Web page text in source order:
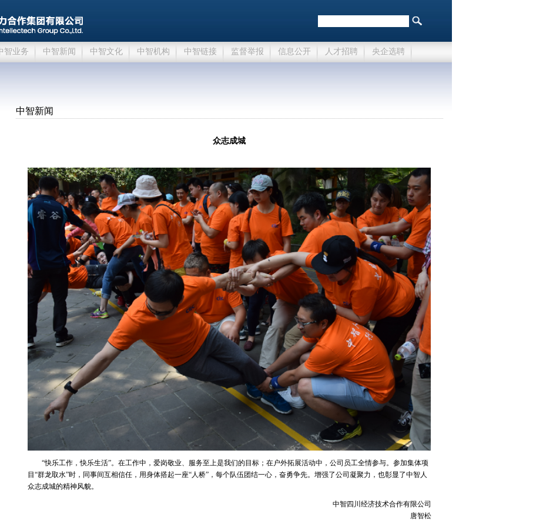
智业务 中智新闻 中智文化 中智机构 中智链接 监督举报 信息公开 人才招聘 央企选聘
中智新闻
众志成城
“快乐工作，快乐生活”。在工作中，爱岗敬业、服务至上是我们的目标；在户外拓展活动中，公司员工全情参与。参加集体项
目“群龙取水”时，同事间互相信任，用身体搭起一座“人桥”，每个队伍团结一心，奋勇争先。增强了公司凝聚力，也彰显了中智人
众志成城的精神风貌。
中智四川经济技术合作有限公司
唐智松